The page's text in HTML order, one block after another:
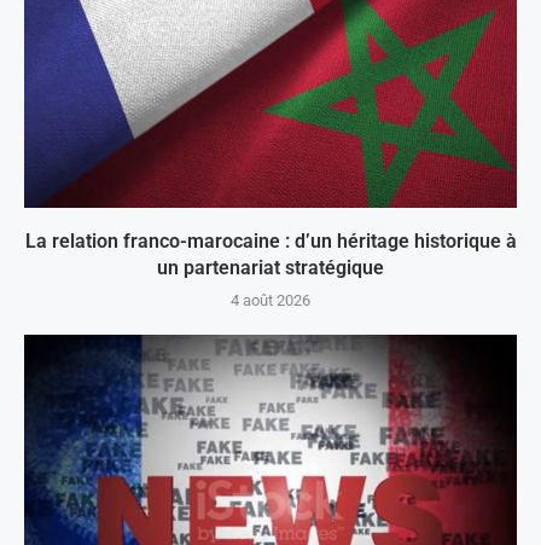
La relation franco-marocaine : d’un héritage historique à
un partenariat stratégique
4 août 2026